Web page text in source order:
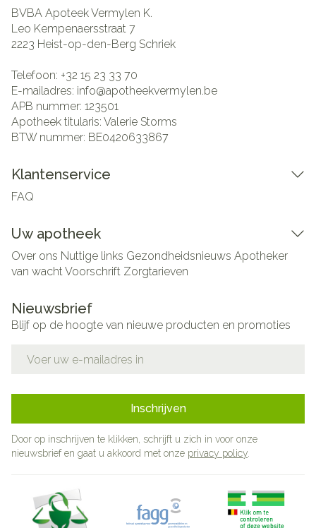
BVBA Apoteek Vermylen K.
Leo Kempenaersstraat 7
2223 Heist-op-den-Berg Schriek
Telefoon: +32 15 23 33 70
E-mailadres: info@apotheekvermylen.be
APB nummer: 123501
Apotheek titularis: Valerie Storms
BTW nummer: BE0420633867
Klantenservice
FAQ
Uw apotheek
Over ons Nuttige links Gezondheidsnieuws Apotheker
van wachtVoorschrift Zorgtarieven
Nieuwsbrief
Blijf op de hoogte van nieuwe producten en promoties
Inschrijven
Door op inschrijven te klikken, schrijft u zich in voor onze
nieuwsbrief en gaat u akkoord met onze privacy policy